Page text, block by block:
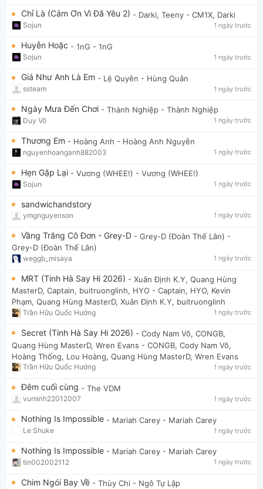
Chỉ Là (Cảm Ơn Vì Đã Yêu 2) - Darki, Teeny - CM1X, Darki
Sojun 1 ngày trước
Huyễn Hoặc - 1nG - 1nG
Sojun 1 ngày trước
Giá Như Anh Là Em - Lệ Quyên - Hùng Quân
ssteam 1 ngày trước
Ngày Mưa Đến Chơi - Thành Nghiệp - Thành Nghiệp
Duy Võ 1 ngày trước
Thương Em - Hoàng Anh - Hoàng Anh Nguyễn
nguyenhoanganh882003 1 ngày trước
Hẹn Gặp Lại - Vương (WHEE!) - Vương (WHEE!)
Sojun 1 ngày trước
sandwichandstory
ymgnguyenson 1 ngày trước
Vầng Trăng Cô Đơn - Grey-D - Grey-D (Đoàn Thế Lân) -
Grey-D (Đoàn Thế Lân)
weggb_misaya 1 ngày trước
MRT (Tinh Hà Say Hi 2026) - Xuân Định K.Y, Quang Hùng
MasterD, Captain, buitruonglinh, HYO - Captain, HYO, Kevin
Phạm, Quang Hùng MasterD, Xuân Định K.Y, buitruonglinh
Trần Hữu Quốc Hướng 1 ngày trước
Secret (Tinh Hà Say Hi 2026) - Cody Nam Võ, CONGB,
Quang Hùng MasterD, Wren Evans - CONGB, Cody Nam Võ,
Hoàng Thống, Lou Hoàng, Quang Hùng MasterD, Wren Evans
Trần Hữu Quốc Hướng 1 ngày trước
Đêm cuối cùng - The VDM
vuminh22012007 1 ngày trước
Nothing Is Impossible - Mariah Carey - Mariah Carey
Le Shuke 1 ngày trước
Nothing Is Impossible - Mariah Carey - Mariah Carey
tin002002112 1 ngày trước
Chim Ngói Bay Về - Thùy Chi - Ngô Tự Lập